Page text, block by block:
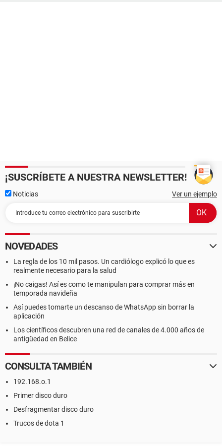
¡SUSCRÍBETE A NUESTRA NEWSLETTER!
Noticias Ver un ejemplo
NOVEDADES
La regla de los 10 mil pasos. Un cardiólogo explicó lo que es
realmente necesario para la salud
¡No caigas! Así es como te manipulan para comprar más en
temporada navideña
Así puedes tomarte un descanso de WhatsApp sin borrar la
aplicación
Los científicos descubren una red de canales de 4.000 años de
antigüedad en Belice
CONSULTA TAMBIÉN
192.168.o.1
Primer disco duro
Desfragmentar disco duro
Trucos de dota 1